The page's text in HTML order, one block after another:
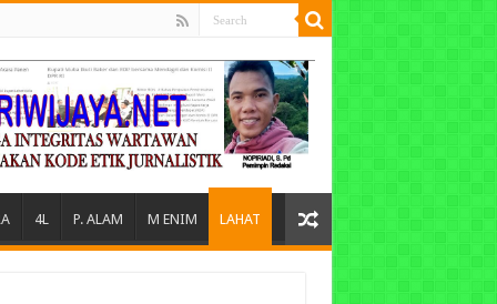
4L P. ALAM M ENIM LAHAT